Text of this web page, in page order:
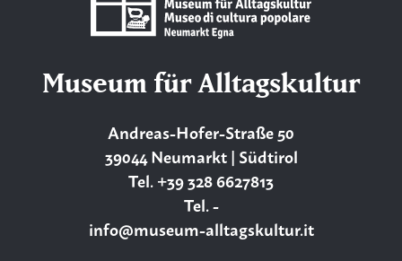
Museum für Alltagskultur
Andreas-Hofer-Straße 50
39044 Neumarkt | Südtirol
Tel. +39 328 6627813
Tel. -
info@museum-alltagskultur.it